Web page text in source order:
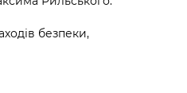
безпеки,